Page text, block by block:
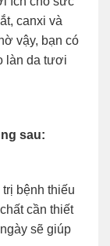
canxi và
vậy, bạn có
làn da tươi
sau:
bệnh thiếu
cần thiết
sẽ giúp